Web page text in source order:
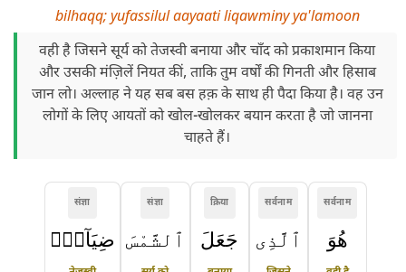
bilhaqq; yufassilul aayaati liqawminy ya'lamoon
वही है जिसने सूर्य को तेजस्वी बनाया और चाँद को प्रकाशमान किया
और उसकी मंज़िलें नियत कीं, ताकि तुम वर्षों की गिनती और हिसाब
जान लो। अल्लाह ने यह सब बस हक़ के साथ ही पैदा किया है। वह उन
लोगों के लिए आयतों को खोल-खोलकर बयान करता है जो जानना
चाहते हैं।
सर्वनाम
هُوَ
सर्वनाम
ٱلَّذِى
क्रिया
جَعَلَ
संज्ञा
ٱلشَّمْسَ
संज्ञा
ضِيَآءًۭ